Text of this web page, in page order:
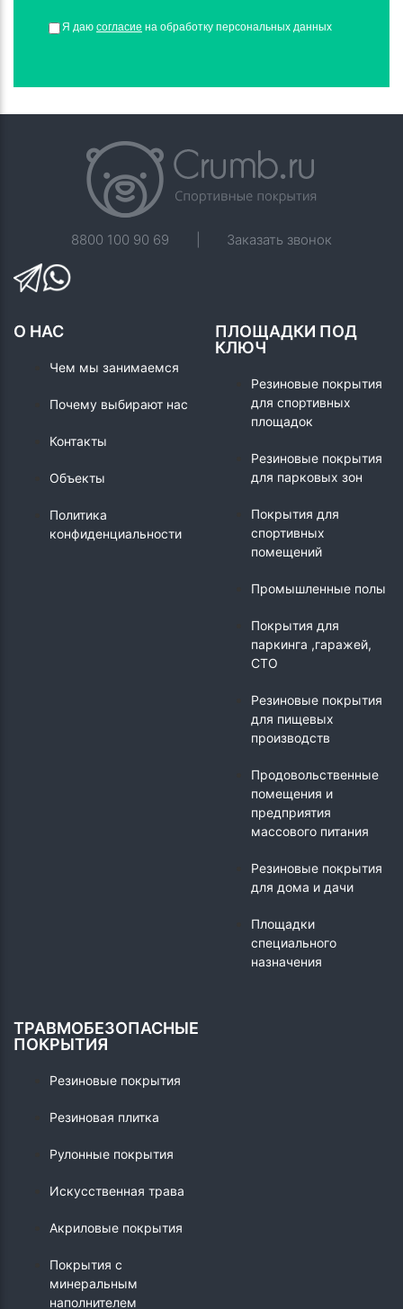
Я даю согласие на обработку персональных данных
8800 100 90 69 Заказать звонок
О НАС
Чем мы занимаемся
Почему выбирают нас
Контакты
Объекты
Политика
конфиденциальности
ПЛОЩАДКИ ПОД
КЛЮЧ
Резиновые покрытия
для спортивных
площадок
Резиновые покрытия
для парковых зон
Покрытия для
спортивных
помещений
Промышленные полы
Покрытия для
паркинга ,гаражей,
СТО
Резиновые покрытия
для пищевых
производств
Продовольственные
помещения и
предприятия
массового питания
Резиновые покрытия
для дома и дачи
Площадки
специального
назначения
ТРАВМОБЕЗОПАСНЫЕ
ПОКРЫТИЯ
Резиновые покрытия
Резиновая плитка
Рулонные покрытия
Искусственная трава
Акриловые покрытия
Покрытия с
минеральным
наполнителем